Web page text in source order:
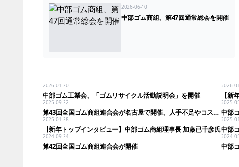
2026-06-10
中部ゴム商組、第47回通常総会を開催
2026-01-20
中部ゴム工業会、「ゴムリサイクル活動説明会」を開催
2026-
【新
2025-09-22
第43回全国ゴム商組連合会が名古屋で開催、人手不足やコスト削減が共通課題に
2025-
中部
2025-01-28
【新年トップインタビュー】中部ゴム商組理事長 加藤已千彦氏
2025-
中部
2024-09-24
第42回全国ゴム商組連合会が開催
2024-
中部